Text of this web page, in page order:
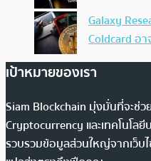
Galaxy
Coldcard อ
เป้าหมายของเรา
Siam Blockchain มุ่งมั่นที่จะช่ว
Cryptocurrency และเทคโนโล
รวบรวมข้อมูลส่วนใหญ่จากเว็บไ